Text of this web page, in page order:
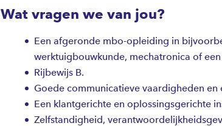
Wat vragen we van jou?
Een afgeronde mbo-opleiding in
werktuigbouwkunde, mechatronica of
Rijbewijs B.
Goede communicatieve vaardigheden en
Een klantgerichte en oplossingsgerichte
Zelfstandigheid,